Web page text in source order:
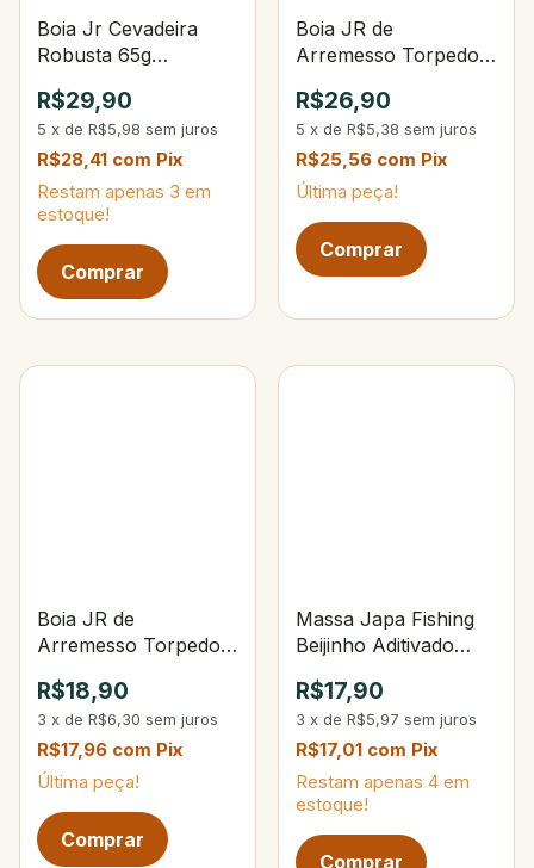
Boia Jr Cevadeira
Robusta 65g
R$29,90
5 x de R$5,98 sem juros
R$28,41 com Pix
Restam apenas 3 em
estoque!
Boia JR de
Arremesso Torpedo
Laranja/Branco
R$26,90
5 x de R$5,38 sem juros
R$25,56 com Pix
Última peça!
Boia JR de
Arremesso Torpedo
Amarelo/Branco
R$18,90
3 x de R$6,30 sem juros
R$17,96 com Pix
Última peça!
Massa Japa Fishing
Beijinho Aditivado
R$17,90
3 x de R$5,97 sem juros
R$17,01 com Pix
Restam apenas 4 em
estoque!